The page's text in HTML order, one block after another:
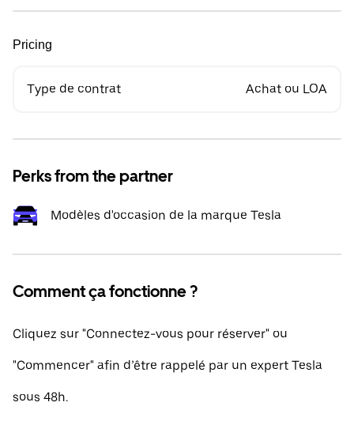
Pricing
Type de contrat Achat ou LOA
Perks from the partner
Modèles d'occasion de la marque Tesla
Comment ça fonctionne ?
Cliquez sur "Connectez-vous pour réserver" ou
"Commencer" afin d’être rappelé par un expert Tesla
sous 48h.